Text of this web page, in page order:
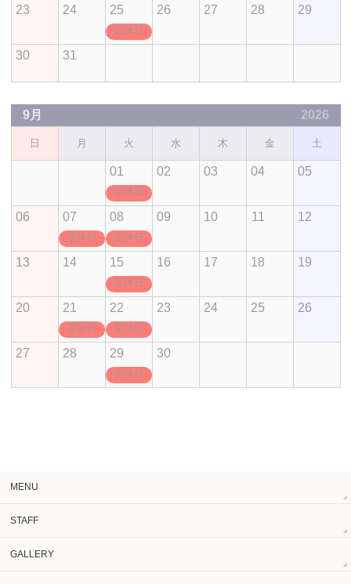
23 24 25
定休日
26 27 28 29
30 31
9月 2026
日 月 火 水 木 金 土
01
定休日
02 03 04 05
06 07
定休日
08
定休日
09 10 11 12
13 14 15
定休日
16 17 18 19
20 21
定休日
22
定休日
23 24 25 26
27 28 29
定休日
30
MENU
STAFF
GALLERY